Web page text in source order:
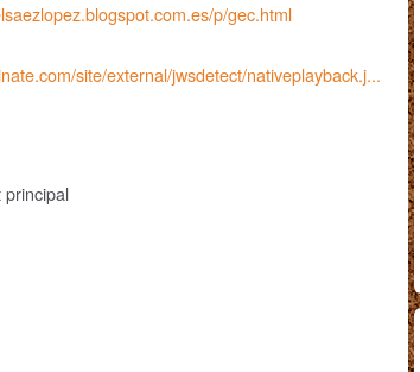
p/gec.html
site/external/jwsdetect/nativeplayback.j...
principal